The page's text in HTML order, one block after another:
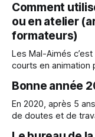
Cinéma, Ici Pierre - Producteur & Hélène - Réalisatrice du
Comment
ou en atelier
formateurs)
Les Mal-Aimés c’est : Un programme cinéma de 4
courts en animation
chauves-souris
(Terre de Vers),
Bonne année
En 2020, après 5
de doutes et de